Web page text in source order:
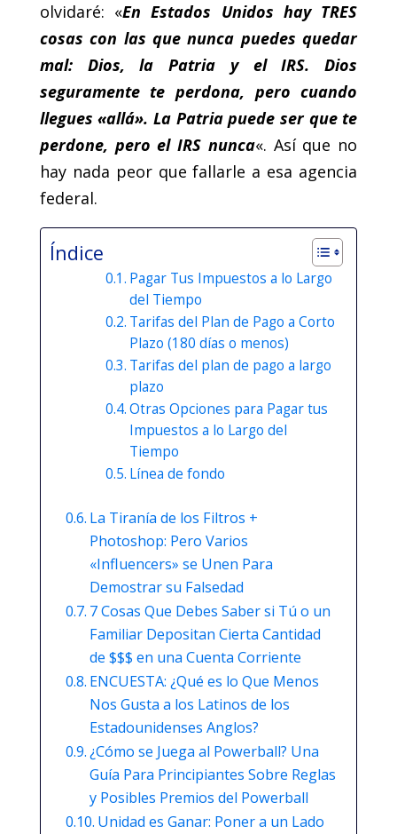
olvidaré: «En Estados Unidos hay TRES
cosas con las que nunca puedes quedar
mal: Dios, la Patria y el IRS. Dios
seguramente te perdona, pero cuando
llegues «allá». La Patria puede ser que te
perdone, pero el IRS nunca«. Así que no
hay nada peor que fallarle a esa agencia
federal.
Índice
Pagar Tus Impuestos a lo Largo
del Tiempo
Tarifas del Plan de Pago a Corto
Plazo (180 días o menos)
Tarifas del plan de pago a largo
plazo
Otras Opciones para Pagar tus
Impuestos a lo Largo del
Tiempo
Línea de fondo
La Tiranía de los Filtros +
Photoshop: Pero Varios
«Influencers» se Unen Para
Demostrar su Falsedad
7 Cosas Que Debes Saber si Tú o un
Familiar Depositan Cierta Cantidad
de $$$ en una Cuenta Corriente
ENCUESTA: ¿Qué es lo Que Menos
Nos Gusta a los Latinos de los
Estadounidenses Anglos?
¿Cómo se Juega al Powerball? Una
Guía Para Principiantes Sobre Reglas
y Posibles Premios del Powerball
Unidad es Ganar: Poner a un Lado